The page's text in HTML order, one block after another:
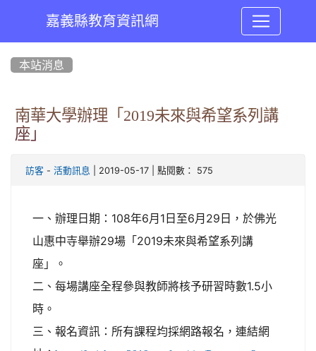
嘉義縣教育資訊網
本站消息
南華大學辦理「2019未來與希望系列講
座」
訪客 - 活動訊息 | 2019-05-17 | 點閱數： 575
一、辦理日期：108年6月1日至6月29日，於佛光
山惠中寺舉辦29場「2019未來與希望系列講
座」。
二、每場講座全程參與教師將核予研習時數1.5小
時。
三、報名資訊：所有課程均採網路報名，連結網